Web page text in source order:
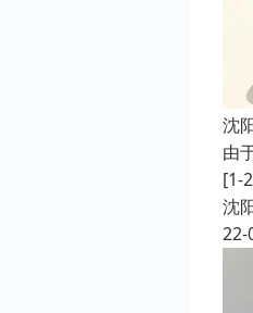
沈
由
[1-
沈
22-